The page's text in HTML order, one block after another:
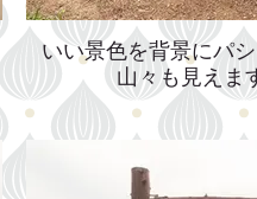
いい景色を背景にパ
山々も見えま